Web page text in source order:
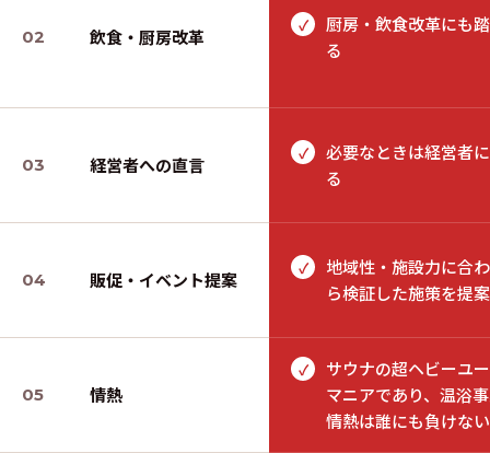
02 飲食・厨房改革
✓
厨房・飲食改革にも
る
03 経営者への直言
✓
必要なときは経営者
る
04 販促・イベント提案
✓
地域性・施設力に合
ら検証した施策を提案
05 情熱
✓
サウナの超ヘビーユ
マニアであり、温浴
情熱は誰にも負けな